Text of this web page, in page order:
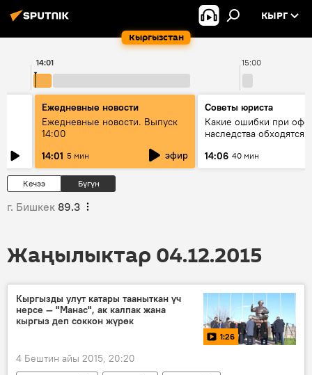
Кыргызстан
КЫРГ
15:00
14:01
Ежедневные новости
Ежедневные новости. Выпуск
14:00
14:01 5 мин эфир
Советы юриста
Какие ошибки при
наследства обходятся
14:06 40 мин
Кечээ Бүгүн
г. Бишкек 89.3
Жаңылыктар 04.12.2015
Кыргызды улут катары тааныткан үч
нерсе — "Манас", ак калпак жана
кыргыз деп соккон жүрөк
1:26
4 Бештин айы 2015, 20:20